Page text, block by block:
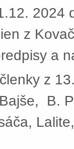
2024
z
a
z
B.